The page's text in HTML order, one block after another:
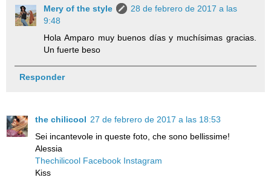
Mery of the style
28 de febrero de 2017 a las
9:48
Hola Amparo muy buenos días y muchísimas gracias.
Un fuerte beso
Responder
the chilicool 27 de febrero de 2017 a las 18:53
Sei incantevole in queste foto, che sono bellissime!
Alessia
Thechilicool Facebook Instagram
Kiss